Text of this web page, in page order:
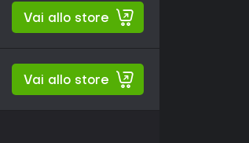
Vai allo store
Vai allo store